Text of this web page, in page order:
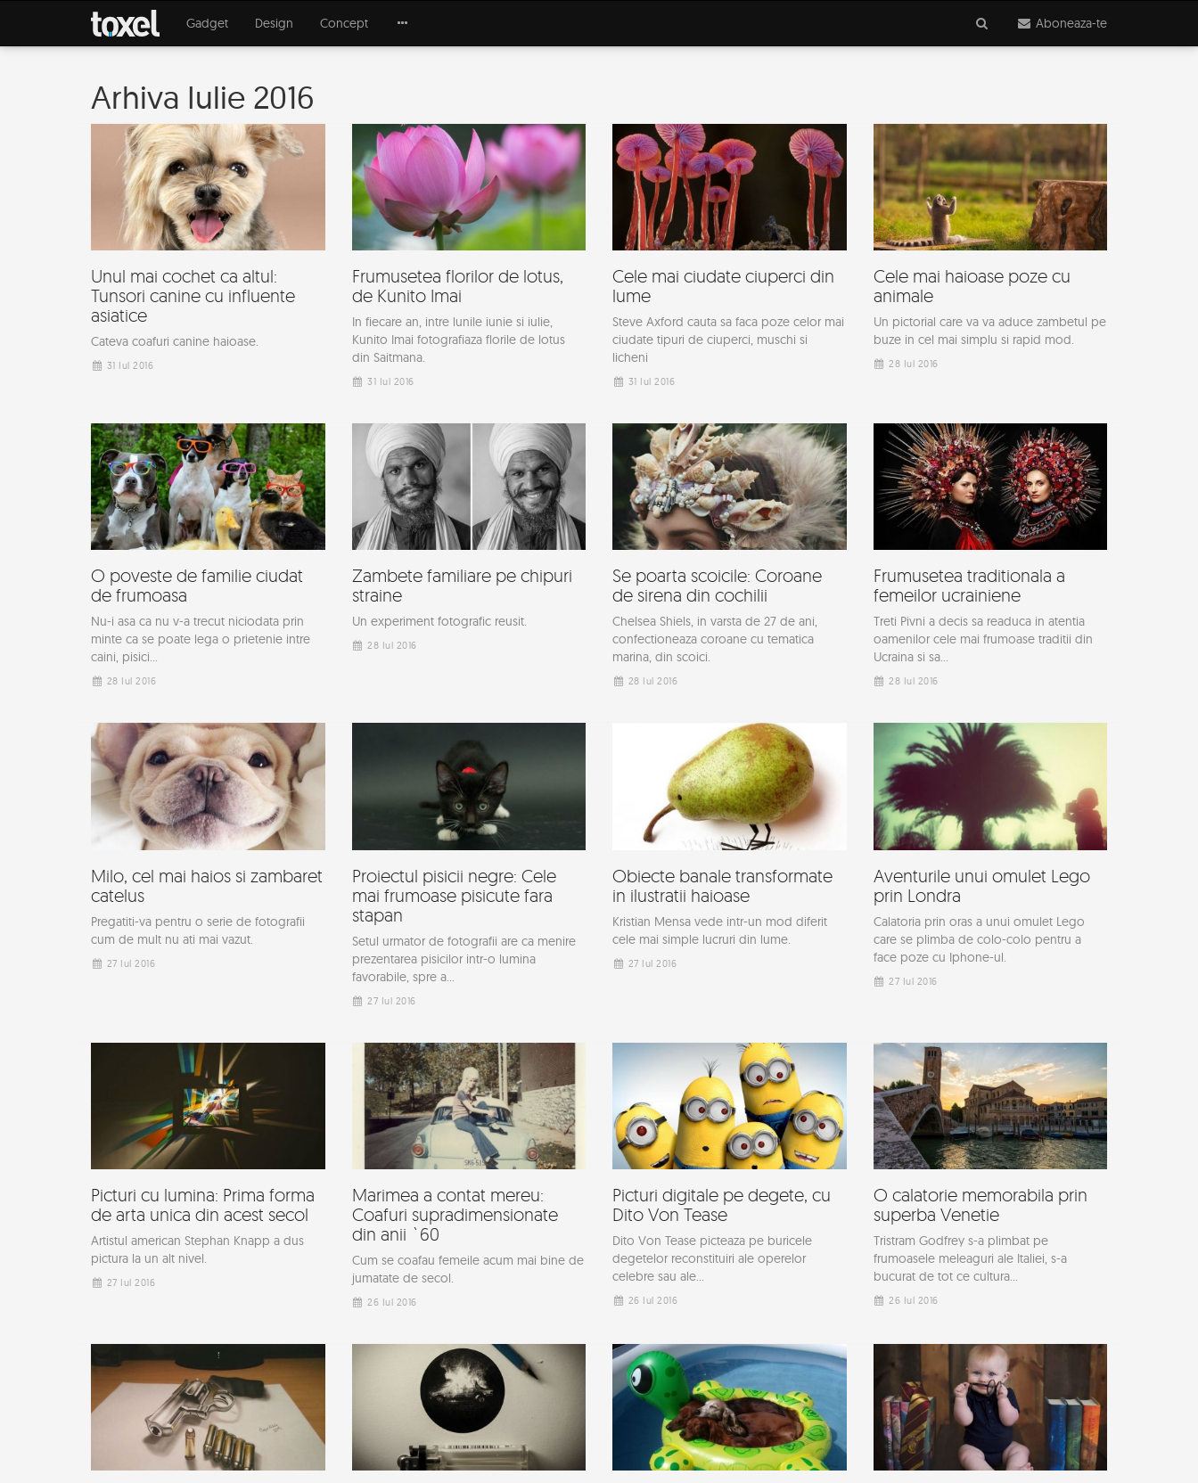
Aboneaza-te
Gadget Design Concept
Arhiva Iulie 2016
Unul mai cochet ca altul:
Tunsori canine cu influente
asiatice
Cateva coafuri canine haioase.
31 Iul 2016
Frumusetea florilor de lotus,
de Kunito Imai
In fiecare an, intre lunile iunie si iulie,
Kunito Imai fotografiaza florile de lotus
din Saitmana.
31 Iul 2016
Cele mai ciudate ciuperci din
lume
Steve Axford cauta sa faca poze celor mai
ciudate tipuri de ciuperci, muschi si
licheni
31 Iul 2016
Cele mai haioase poze cu
animale
Un pictorial care va va aduce zambetul pe
buze in cel mai simplu si rapid mod.
28 Iul 2016
O poveste de familie ciudat
de frumoasa
Nu-i asa ca nu v-a trecut niciodata prin
minte ca se poate lega o prietenie intre
caini, pisici...
28 Iul 2016
Zambete familiare pe chipuri
straine
Un experiment fotografic reusit.
28 Iul 2016
Se poarta scoicile: Coroane
de sirena din cochilii
Chelsea Shiels, in varsta de 27 de ani,
confectioneaza coroane cu tematica
marina, din scoici.
28 Iul 2016
Frumusetea traditionala a
femeilor ucrainiene
Treti Pivni a decis sa readuca in atentia
oamenilor cele mai frumoase traditii din
Ucraina si sa...
28 Iul 2016
Milo, cel mai haios si zambaret
catelus
Pregatiti-va pentru o serie de fotografii
cum de mult nu ati mai vazut.
27 Iul 2016
Proiectul pisicii negre: Cele
mai frumoase pisicute fara
stapan
Setul urmator de fotografii are ca menire
prezentarea pisicilor intr-o lumina
favorabile, spre a...
27 Iul 2016
Obiecte banale transformate
in ilustratii haioase
Kristian Mensa vede intr-un mod diferit
cele mai simple lucruri din lume.
27 Iul 2016
Aventurile unui omulet Lego
prin Londra
Calatoria prin oras a unui omulet Lego
care se plimba de colo-colo pentru a
face poze cu Iphone-ul.
27 Iul 2016
Picturi cu lumina: Prima forma
de arta unica din acest secol
Artistul american Stephan Knapp a dus
pictura la un alt nivel.
27 Iul 2016
Marimea a contat mereu:
Coafuri supradimensionate
din anii `60
Cum se coafau femeile acum mai bine de
jumatate de secol.
26 Iul 2016
Picturi digitale pe degete, cu
Dito Von Tease
Dito Von Tease picteaza pe buricele
degetelor reconstituiri ale operelor
celebre sau ale...
26 Iul 2016
O calatorie memorabila prin
superba Venetie
Tristram Godfrey s-a plimbat pe
frumoasele meleaguri ale Italiei, s-a
bucurat de tot ce cultura...
26 Iul 2016